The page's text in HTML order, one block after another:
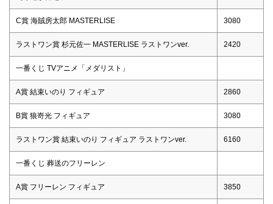
C賞 海賊房太郎 MASTERLISE 3080
ラストワン賞 杉元佐一 MASTERLISE ラストワンver. 2420
一番くじ TVアニメ「メダリスト」
A賞 結束いのり フィギュア 2860
B賞 狼嵜光 フィギュア 3080
ラストワン賞 結束いのり フィギュア ラストワンver. 6160
一番くじ 葬送のフリーレン
A賞 フリーレン フィギュア 3850